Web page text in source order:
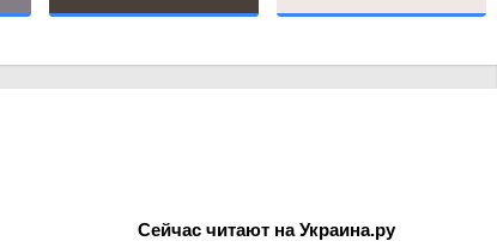
Сейчас читают на Украина.ру